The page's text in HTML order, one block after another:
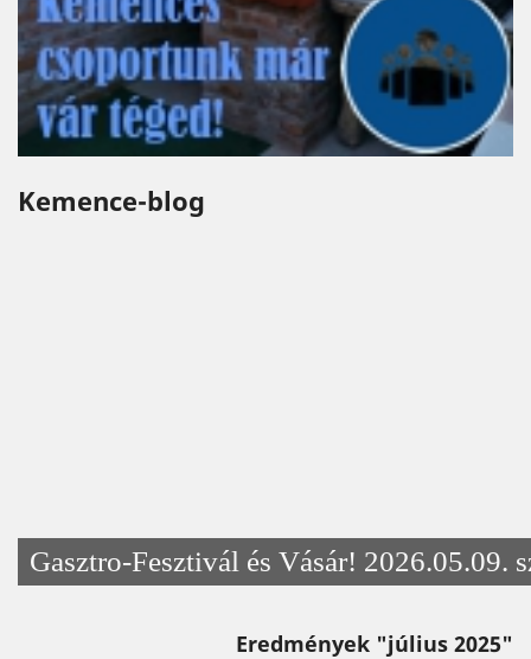
Kemence-blog
Gasztro-Fesztivál és Vásár! 2026.05.09.
Eredmények "július 2025"